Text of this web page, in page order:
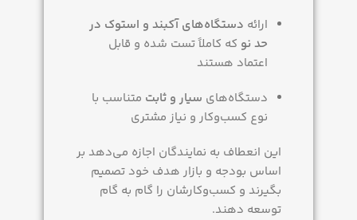
ارائه دستگاه‌های آکبند و استوک در
حد نو که کاملاً تست شده و قابل
اعتماد هستند
دستگاه‌های سیار و ثابت متناسب با
نوع کسب‌وکار و نیاز مشتری
این انعطاف به نمایندگان اجازه می‌دهد بر
اساس بودجه و بازار هدف خود تصمیم
بگیرند و کسب‌وکارشان را گام به گام
توسعه دهند.